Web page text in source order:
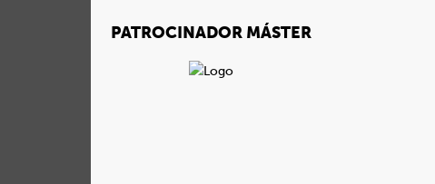
PATROCINADOR MÁSTER